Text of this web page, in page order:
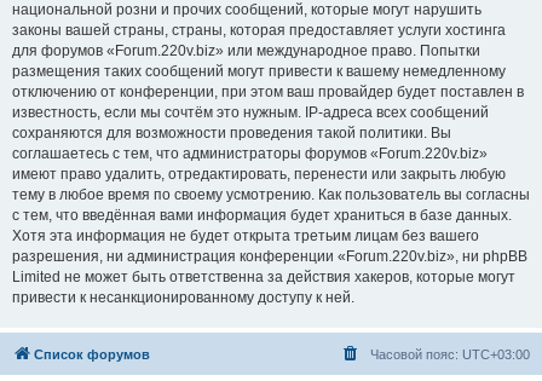
национальной розни и прочих сообщений, которые могут нарушить
законы вашей страны, страны, которая предоставляет услуги хостинга
для форумов «Forum.220v.biz» или международное право. Попытки
размещения таких сообщений могут привести к вашему немедленному
отключению от конференции, при этом ваш провайдер будет поставлен в
известность, если мы сочтём это нужным. IP-адреса всех сообщений
сохраняются для возможности проведения такой политики. Вы
соглашаетесь с тем, что администраторы форумов «Forum.220v.biz»
имеют право удалить, отредактировать, перенести или закрыть любую
тему в любое время по своему усмотрению. Как пользователь вы согласны
с тем, что введённая вами информация будет храниться в базе данных.
Хотя эта информация не будет открыта третьим лицам без вашего
разрешения, ни администрация конференции «Forum.220v.biz», ни phpBB
Limited не может быть ответственна за действия хакеров, которые могут
привести к несанкционированному доступу к ней.
Список форумов Часовой пояс: UTC+03:00